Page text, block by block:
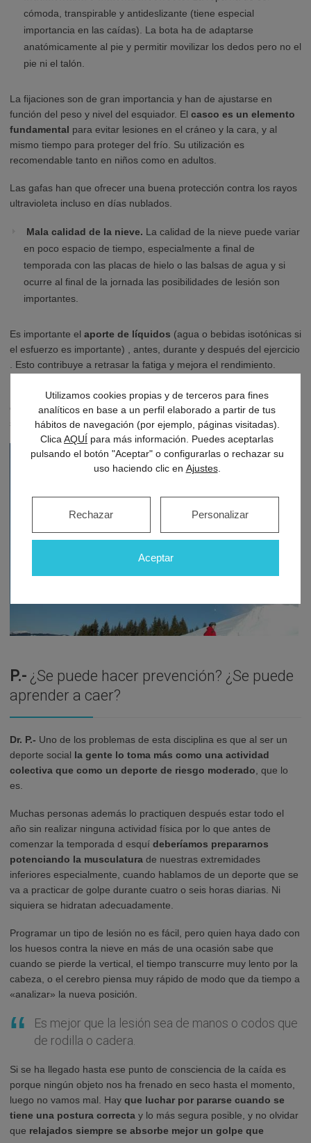
cómoda, transpirable y antideslizante (tiene especial
importancia en las caídas). La bota ha de adaptarse
anatómicamente al pie y permitir movilizar los dedos pero no el
pie ni el talón.
La fijaciones son de gran importancia y han de ajustarse en
función del peso y nivel del esquiador. El casco es un elemento
fundamental para evitar lesiones en el cráneo y la cara, y al
mismo tiempo para proteger del frío. Su utilización es
recomendable tanto en niños como en adultos.
Las gafas han que ofrecer una buena protección contra los rayos
ultravioleta incluso en días nublados.
Mala calidad de la nieve. La calidad de la nieve puede variar
en poco espacio de tiempo, especialmente a final de
temporada con las placas de hielo o las balsas de agua y si
ocurre al final de la jornada las posibilidades de lesión son
importantes.
Es importante el aporte de líquidos (agua o bebidas isotónicas si
el esfuerzo es importante) , antes, durante y después del ejercicio
. Esto contribuye a retrasar la fatiga y mejora el rendimiento.
Recordar finalmente que unatécnica adecuada y
el
conocimiento real de la propias posibilidadesen una
situación concreta evitarán gran número de lesiones.
P.- ¿Se puede hacer prevención? ¿Se puede
aprender a caer?
Dr. P.- Uno de los problemas de esta disciplina es que al ser un
deporte social la gente lo toma más como una actividad
colectiva que como un deporte de riesgo moderado , que lo
es.
Muchas personas además lo practiquen después estar todo el
año sin realizar ninguna actividad física por lo que antes de
comenzar la temporada d esquí deberíamos prepararnos
potenciando la musculatura de nuestras extremidades
inferiores especialmente, cuando hablamos de un deporte que se
va a practicar de golpe durante cuatro o seis horas diarias. Ni
siquiera se hidratan adecuadamente.
Programar un tipo de lesión no es fácil, pero quien haya dado con
los huesos contra la nieve en más de una ocasión sabe que
cuando se pierde la vertical, el tiempo transcurre muy lento por la
cabeza, o el cerebro piensa muy rápido de modo que da tiempo a
«analizar» la nueva posición.
Es mejor que la lesión sea de manos o codos que
de rodilla o cadera.
Si se ha llegado hasta ese punto de consciencia de la caída es
porque ningún objeto nos ha frenado en seco hasta el momento,
luego no vamos mal. Hay que luchar por pararse cuando se
tiene una postura correcta y lo más segura posible, y no olvidar
que relajados siempre se absorbe mejor un golpe que
Utilizamos cookies propias y de terceros para fines
analíticos en base a un perfil elaborado a partir de tus
hábitos de navegación (por ejemplo, páginas visitadas).
Clica AQUÍ para más información. Puedes aceptarlas
pulsando el botón "Aceptar" o configurarlas o rechazar su
uso haciendo clic en Ajustes.
Aceptar
Rechazar Personalizar